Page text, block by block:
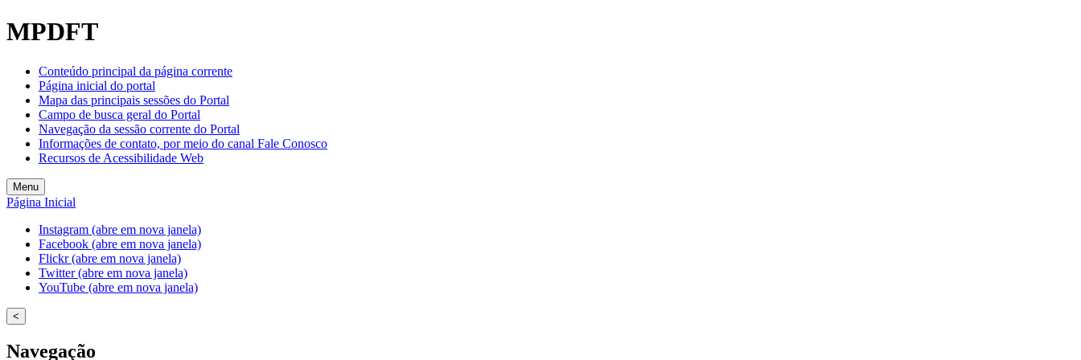
MPDFT
Conteúdo principal da página corrente
Página inicial do portal
Mapa das principais sessões do Portal
Campo de busca geral do Portal
Navegação da sessão corrente do Portal
Informações de contato, por meio do canal Fale Conosco
Recursos de Acessibilidade Web
Menu
Página Inicial
Instagram (abre em nova janela)
Facebook (abre em nova janela)
Flickr (abre em nova janela)
Twitter (abre em nova janela)
YouTube (abre em nova janela)
<
Navegação